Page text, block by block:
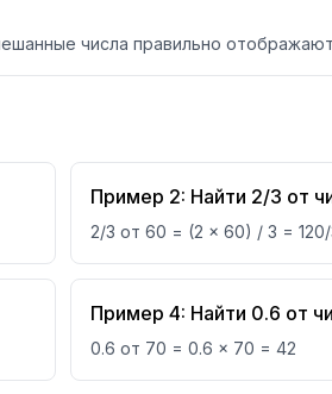
числа правильно
Пример 2: Найти 2/3 от
2/3 от 60 = (2 × 60) / 3 =
Пример 4: Найти 0.6 от
0.6 от 70 = 0.6 × 70 = 42